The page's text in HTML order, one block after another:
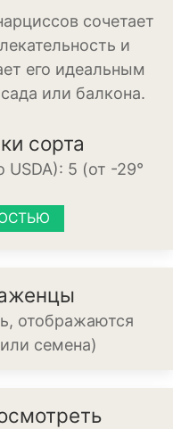
сочетает
и
его идеальным
или балкона.
сорта
USDA): 5 (от -29°
отображаются
семена)